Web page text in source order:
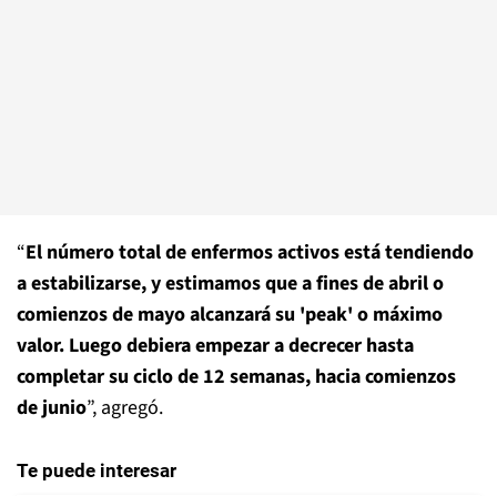
“El número total de enfermos activos está tendiendo
a estabilizarse, y estimamos que a fines de abril o
comienzos de mayo alcanzará su 'peak' o máximo
valor. Luego debiera empezar a decrecer hasta
completar su ciclo de 12 semanas, hacia comienzos
de junio”, agregó.
Te puede interesar